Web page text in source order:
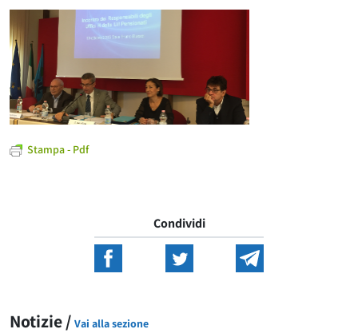
Stampa - Pdf
Condividi
Notizie / Vai alla sezione